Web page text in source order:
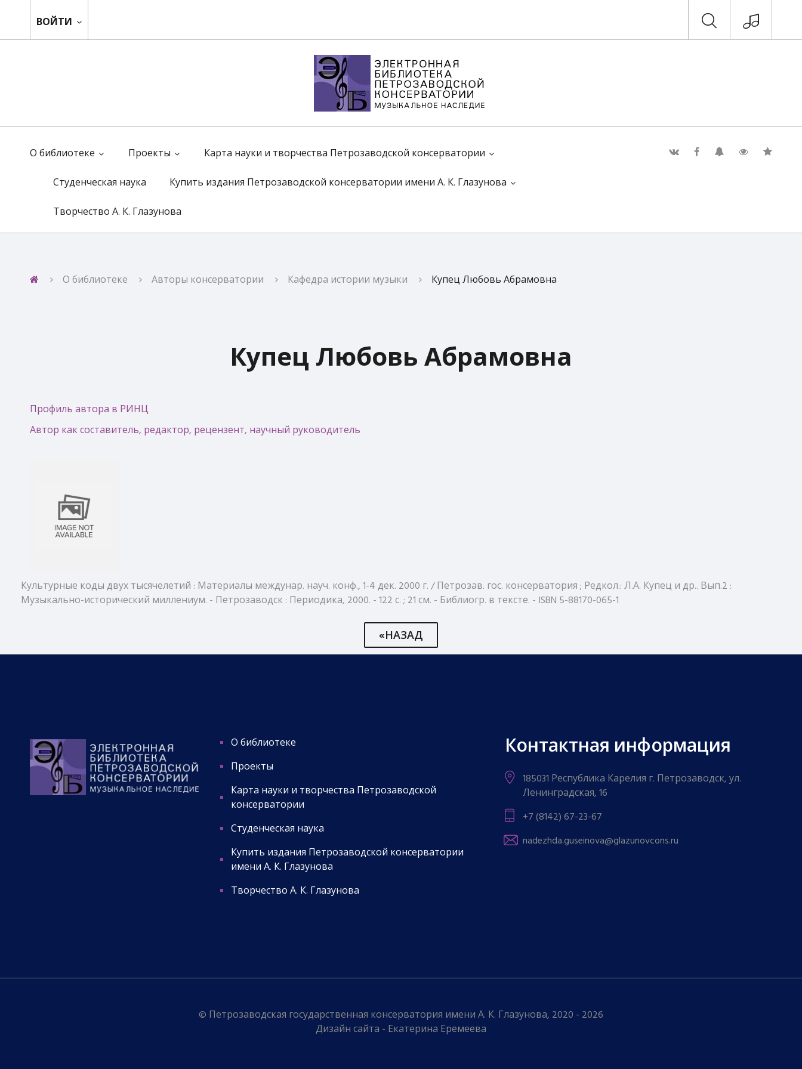
ВОЙТИ
О библиотеке Проекты
Карта науки и творчества Петрозаводской консерватории
Студенческая наука
Купить издания Петрозаводской консерватории имени А. К. Глазунова
Творчество А. К. Глазунова
О библиотеке Авторы консерватории Кафедра истории музыки Купец Любовь Абрамовна
Купец Любовь Абрамовна
Профиль автора в РИНЦ
Автор как составитель, редактор, рецензент, научный руководитель
Культурные коды двух тысячелетий : Материалы междунар. науч. конф., 1-4 дек. 2000 г. / Петрозав. гос. консерватория ; Редкол.: Л.А. Купец и др.. Вып.2 :
Музыкально-исторический миллениум. - Петрозаводск : Периодика, 2000. - 122 с. ; 21 см. - Библиогр. в тексте. - ISBN 5-88170-065-1
«НАЗАД
О библиотеке
Проекты
Карта науки и творчества Петрозаводской
консерватории
Студенческая наука
Купить издания Петрозаводской консерватории
имени А. К. Глазунова
Творчество А. К. Глазунова
Контактная информация
185031 Республика Карелия г. Петрозаводск, ул.
Ленинградская, 16
+7 (8142) 67-23-67
nadezhda.guseinova@glazunovcons.ru
© Петрозаводская государственная консерватория имени А. К. Глазунова, 2020 - 2026
Дизайн сайта - Екатерина Еремеева